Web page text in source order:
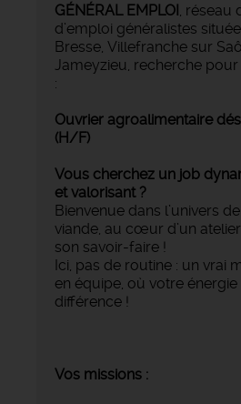
GÉNÉRAL EMPLOI , réseau
d’emploi généralistes
Bresse, Villefranche sur
Jameyzieu, recherche
:
Ouvrier agroalimentaire
(H/F)
Vous cherchez un job
et valorisant ?
Bienvenue dans l’univers
viande, au cœur d’un
son savoir-faire !
Ici, pas de routine : un vrai
en équipe, où votre énergie
différence !
Vos missions :